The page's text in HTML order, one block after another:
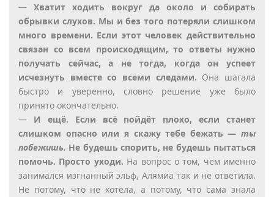
— Хватит ходить вокруг да около и собирать
обрывки слухов. Мы и без того потеряли слишком
много времени. Если этот человек действительно
связан со всем происходящим, то ответы нужно
получать сейчас, а не тогда, когда он успеет
исчезнуть вместе со всеми следами. Она шагала
быстро и уверенно, словно решение уже было
принято окончательно.
— И ещё. Если всё пойдёт плохо, если станет
слишком опасно или я скажу тебе бежать — ты
побежишь. Не будешь спорить, не будешь пытаться
помочь. Просто уходи. На вопрос о том, чем именно
занимался изгнанный эльф, Алямиа так и не ответила.
Не потому, что не хотела, а потому, что сама знала